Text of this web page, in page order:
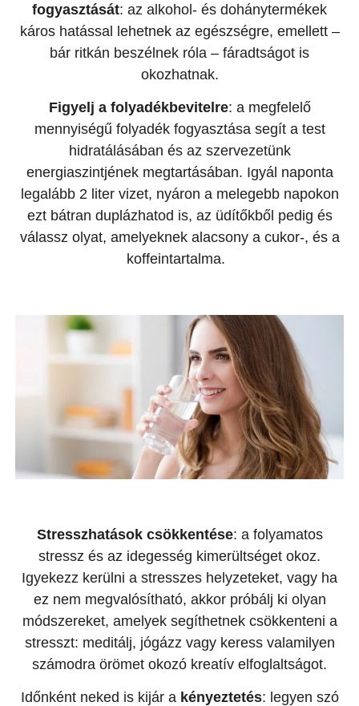
fogyasztását: az alkohol- és dohánytermékek
káros hatással lehetnek az egészségre, emellett –
bár ritkán beszélnek róla – fáradtságot is
okozhatnak.
Figyelj a folyadékbevitelre: a megfelelő
mennyiségű folyadék fogyasztása segít a test
hidratálásában és az szervezetünk
energiaszintjének megtartásában. Igyál naponta
legalább 2 liter vizet, nyáron a melegebb napokon
ezt bátran duplázhatod is, az üdítőkből pedig és
válassz olyat, amelyeknek alacsony a cukor-, és a
koffeintartalma.
Stresszhatások csökkentése: a folyamatos
stressz és az idegesség kimerültséget okoz.
Igyekezz kerülni a stresszes helyzeteket, vagy ha
ez nem megvalósítható, akkor próbálj ki olyan
módszereket, amelyek segíthetnek csökkenteni a
stresszt: meditálj, jógázz vagy keress valamilyen
számodra örömet okozó kreatív elfoglaltságot.
Időnként neked is kijár a kényeztetés: legyen szó